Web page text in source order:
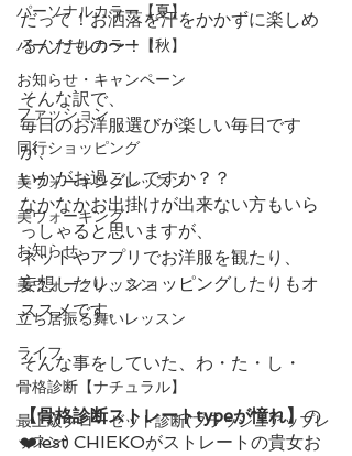
パーソナルカラー【夏】
パーソナルカラー【秋】
お知らせ・キャンペーン
ファッション
同行ショッピング
美ウォーキングレッスン
美ウォーキング
お知らせ
美ウォークレッスン
立ち居振る舞いレッスン
ライフ
骨格診断【ナチュラル】
最上級クローゼット診断(ブラッシュアップレ
ッスン)
だって！お洒落を汗をかかずに楽しめ
るんだもの〜！！
そんな訳で、
毎日のお洋服選びが楽しい毎日です
が、
いかがお過ごしですか？？
なかなかお出掛けが出来ない方もいら
っしゃると思いますが、
ネットやアプリでお洋服を観たり、
妄想したり、ショッピングしたりもオ
ススメです。
そんな事をしていた、わ・た・し・
【骨格診断ストレートtypeが憧れ】の
❤️iest CHIEKOがストレートの貴女お